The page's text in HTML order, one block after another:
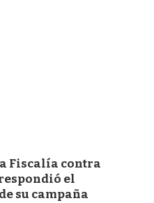
Fiscalía contra
el
su campaña